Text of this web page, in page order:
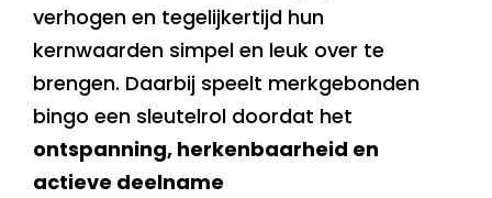
verhogen en tegelijkertijd hun
kernwaarden simpel en leuk over te
brengen. Daarbij speelt merkgebonden
bingo een sleutelrol doordat het
ontspanning, herkenbaarheid en
actieve deelname